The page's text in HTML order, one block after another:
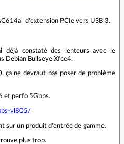
d'extension PCIe vers USB 3.
déjà constaté des lenteurs avec le
Debian Bullseye Xfce4.
ça ne devraut pas poser de problème
et perfo 5Gbps.
vl805/
sur un produit d'entrée de gamme.
plus trop.